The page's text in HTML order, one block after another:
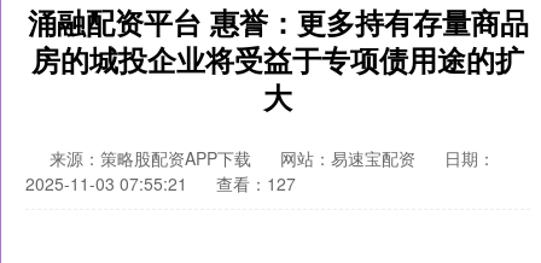
涌融配资平台 惠誉：更多持有存量商品
房的城投企业将受益于专项债用途的扩
大
来源：策略股配资APP下载 网站：易速宝配资
日期：
2025-11-03 07:55:21
查看：127